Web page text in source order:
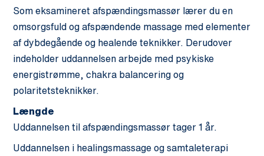
Som eksamineret afspændingsmassør lærer du en
omsorgsfuld og afspændende massage med elementer
af dybdegående og healende teknikker. Derudover
indeholder uddannelsen arbejde med psykiske
energistrømme, chakra balancering og
polaritetsteknikker.
Længde
Uddannelsen til afspændingsmassør tager 1 år.
Uddannelsen i healingsmassage og samtaleterapi